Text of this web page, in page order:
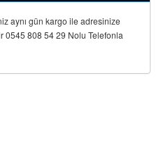
aynı gün kargo ile adresinize
0545 808 54 29 Nolu Telefonla